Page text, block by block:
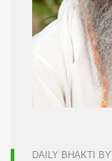
DAILY BHAKTI